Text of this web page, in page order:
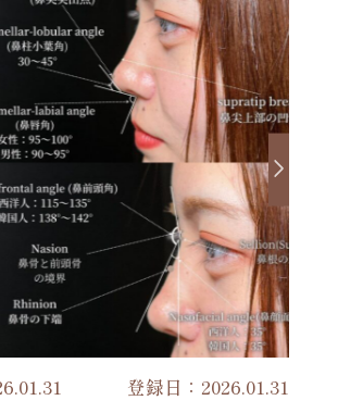
登録日：2026.01.31